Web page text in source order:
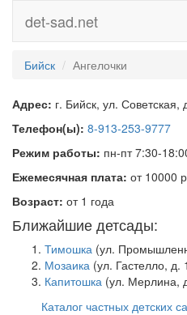
det-sad.net
Бийск Ангелочки
Адрес: г. Бийск, ул. Советская,
Телефон(ы): 8-913-253-9777
Режим работы: пн-пт 7:30-
Ежемесячная плата: от 10000
Возраст: от 1 года
Ближайшие детсады:
Тимошка (ул.
Мозаика (ул. Гастелло, д.
Капитошка (ул. Мерлина,
Каталог частных детских